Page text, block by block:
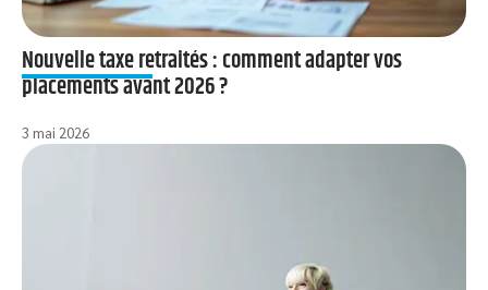
Nouvelle taxe retraités : comment adapter vos
placements avant 2026 ?
3 mai 2026